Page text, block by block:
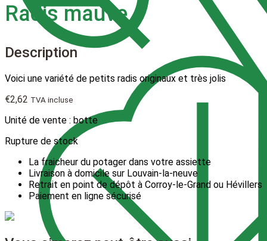
Radis mauve
Description
Voici une variété de petits radis originaux et très jolis
€2,62 TVA incluse
Unité de vente : botte
Rupture de stock
La fraicheur du potager dans votre assiette
Livraison à domicile sur Louvain-la-neuve
Retrait en point de dépôt à Corroy-le-Grand ou Hévillers
Paiement en ligne sécurisé